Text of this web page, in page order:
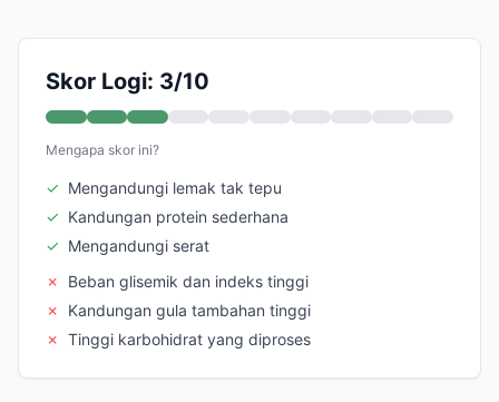
Skor Logi: 3/10
Mengapa skor ini?
✓ Mengandungi lemak tak tepu
✓ Kandungan protein sederhana
✓ Mengandungi serat
✗
Beban glisemik dan indeks tinggi
✗
Kandungan gula tambahan tinggi
✗ Tinggi karbohidrat yang diproses